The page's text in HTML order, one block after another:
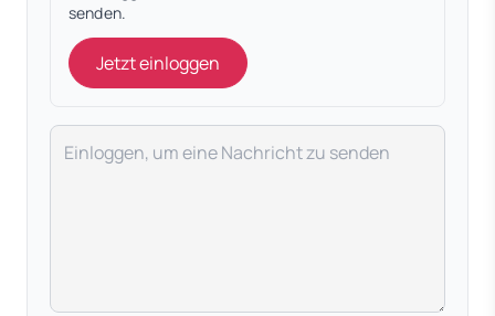
senden.
Jetzt einloggen
Deine Nachricht